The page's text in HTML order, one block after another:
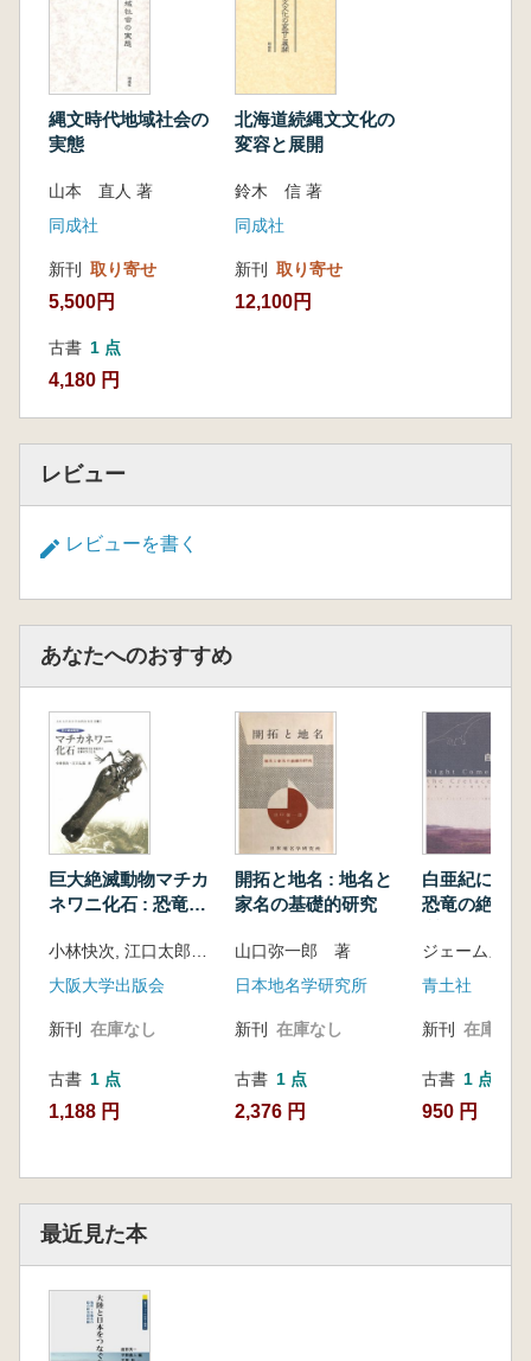
あとがき(千葉 聡)
縄文時代地域社会の
実態
山本 直人 著
同成社
新刊 取り寄せ
5,500円
古書 1 点
4,180 円
北海道続縄文文化の
変容と展開
鈴木 信 著
同成社
新刊 取り寄せ
12,100円
レビュー
レビューを書く
あなたへのおすすめ
巨大絶滅動物マチカ
ネワニ化石 : 恐竜時
のワニたち
大阪大学出版会
新刊 在庫なし
古書 1 点
1,188 円
開拓と地名 : 地名と
家名の基礎的研究
山口弥一郎 著
日本地名学研究所
新刊 在庫なし
古書 1 点
2,376 円
白亜紀に夜
恐竜の絶滅
青土社
新刊 在庫なし
古書 1 点
950 円
最近見た本